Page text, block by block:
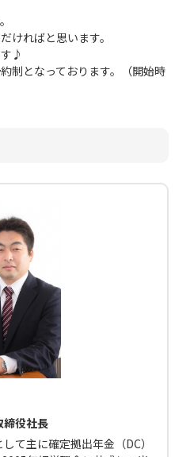
ければと思います。
♪
制となっております。（開始時
締役社長
て主に確定拠出年金（DC）